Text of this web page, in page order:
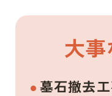
大事
墓石撤去